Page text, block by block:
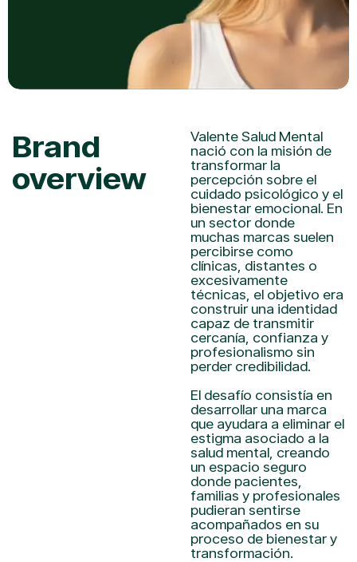
Brand
overview
Valente Salud Mental
nació con la misión de
transformar la
percepción sobre el
cuidado psicológico y el
bienestar emocional. En
un sector donde
muchas marcas suelen
percibirse como
clínicas, distantes o
excesivamente
técnicas, el objetivo era
construir una identidad
capaz de transmitir
cercanía, confianza y
profesionalismo sin
perder credibilidad.
El desafío consistía en
desarrollar una marca
que ayudara a eliminar el
estigma asociado a la
salud mental, creando
un espacio seguro
donde pacientes,
familias y profesionales
pudieran sentirse
acompañados en su
proceso de bienestar y
transformación.